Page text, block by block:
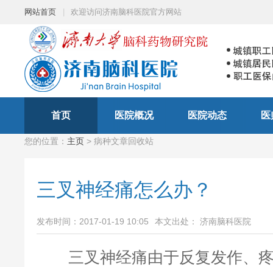
网站首页 欢迎访问济南脑科医院官方网站
首页 医院概况 医院动态
您的位置： 主页 > 病种文章回收站
三叉神经痛怎么办？
发布时间：2017-01-19 10:05 本文出处： 济南脑科医院
三叉神经痛由于反复发作、疼